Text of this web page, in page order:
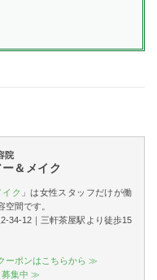
院
＆メイク
ク 」は女性スタッフだけが働
間です。
34-12｜三軒茶屋駅より徒歩15
ーポンはこちらから ≫
募集中 ≫